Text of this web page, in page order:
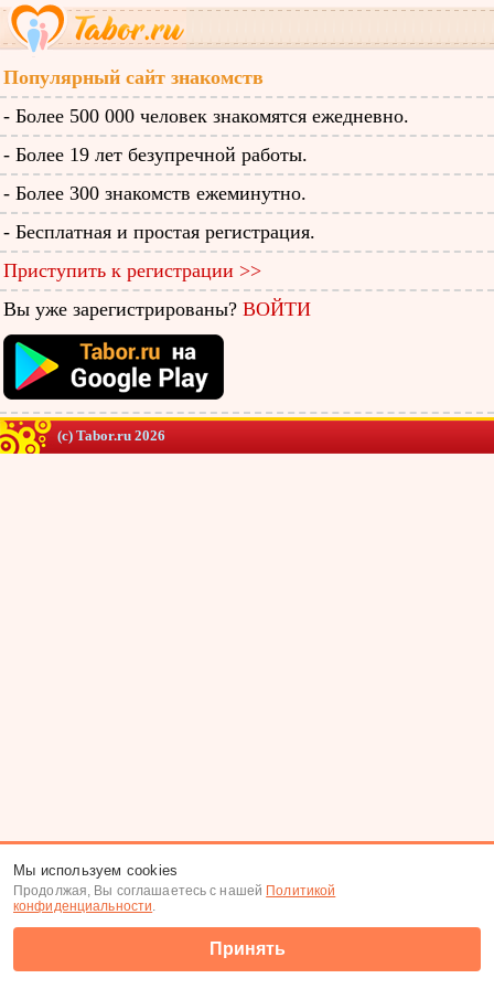
Популярный сайт знакомств
- Более 500 000 человек знакомятся ежедневно.
- Более 19 лет безупречной работы.
- Более 300 знакомств ежеминутно.
- Бесплатная и простая регистрация.
Приступить к регистрации >>
Вы уже зарегистрированы? ВОЙТИ
(c) Tabor.ru 2026
Мы используем cookies
Продолжая, Вы соглашаетесь с нашей Политикой
конфиденциальности.
Принять